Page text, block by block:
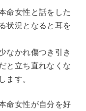
命女性と話をした
状況となると耳を
なかれ傷つき引き
と立ち直れなくな
す。
命女性が自分を好